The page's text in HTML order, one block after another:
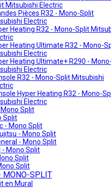
Mitsubishi Electric
Pièces R32 - Mono-Split
Electric
Heating R32 - Mono-Split
Heating Ultimate R32 - Mono-
Electric
Heating Ultimate+ R290 -
Electric
R32 - Mono-Split Mitsubishi
Hyper Heating R32 - Mono-
Electric
Split
Split
- Mono Split
- Mono Split
- Mono Split
Mono Split
Split
Split
MONO-SPLIT
en Mural